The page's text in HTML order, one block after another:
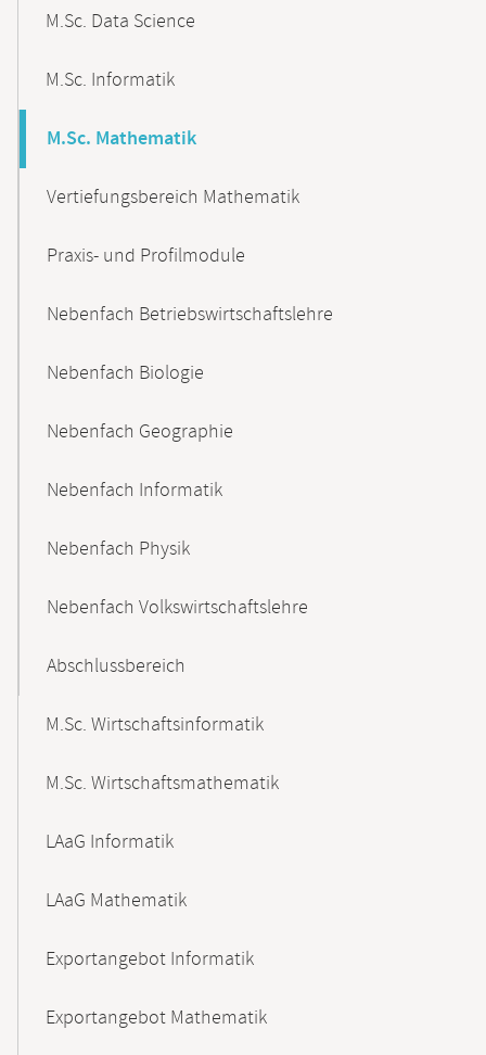
M.Sc. Data Science
M.Sc. Informatik
M.Sc. Mathematik
Vertiefungsbereich Mathematik
Praxis- und Profilmodule
Nebenfach Betriebswirtschaftslehre
Nebenfach Biologie
Nebenfach Geographie
Nebenfach Informatik
Nebenfach Physik
Nebenfach Volkswirtschaftslehre
Abschlussbereich
M.Sc. Wirtschaftsinformatik
M.Sc. Wirtschaftsmathematik
LAaG Informatik
LAaG Mathematik
Exportangebot Informatik
Exportangebot Mathematik